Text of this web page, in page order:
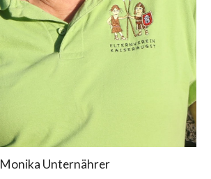
Monika Unternährer